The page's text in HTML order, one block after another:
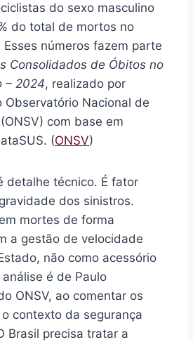
do sexo masculino
do total de mortos no
números fazem parte
Consolidados de Óbitos no
– 2024, realizado por
Observatório Nacional de
com base em
(ONSV)
detalhe técnico. É fator
dos sinistros.
mortes de forma
a gestão de velocidade
não como acessório
é de Paulo
ONSV, ao comentar os
contexto da segurança
Brasil precisa tratar a